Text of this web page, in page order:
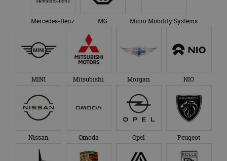
Mercedes-Benz MG Micro Mobility Systems
MINI Mitsubishi Morgan NIO
Nissan Omoda Opel Peugeot